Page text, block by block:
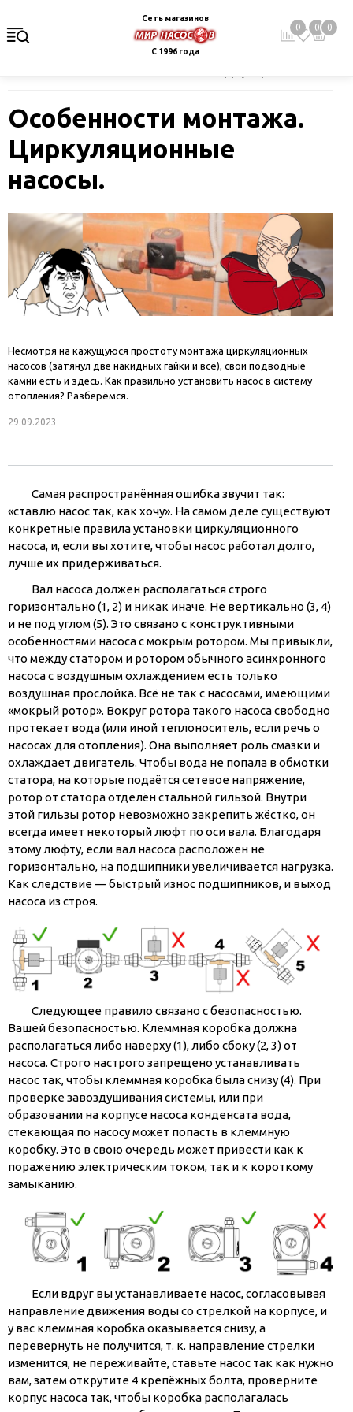
Сеть магазинов
С 1996 года
0 0 0
Особенности монтажа.
Циркуляционные
насосы.
Несмотря на кажущуюся простоту монтажа циркуляционных
насосов (затянул две накидных гайки и всё), свои подводные
камни есть и здесь. Как правильно установить насос в систему
отопления? Разберёмся.
29.09.2023
Cамая распространённая ошибка звучит так:
«ставлю насос так, как хочу». На самом деле существуют
конкретные правила установки циркуляционного
насоса, и, если вы хотите, чтобы насос работал долго,
лучше их придерживаться.
Вал насоса должен располагаться строго
горизонтально (1, 2) и никак иначе. Не вертикально (3, 4)
и не под углом (5). Это связано с конструктивными
особенностями насоса с мокрым ротором. Мы привыкли,
что между статором и ротором обычного асинхронного
насоса с воздушным охлаждением есть только
воздушная прослойка. Всё не так с насосами, имеющими
«мокрый ротор». Вокруг ротора такого насоса свободно
протекает вода (или иной теплоноситель, если речь о
насосах для отопления). Она выполняет роль смазки и
охлаждает двигатель. Чтобы вода не попала в обмотки
статора, на которые подаётся сетевое напряжение,
ротор от статора отделён стальной гильзой. Внутри
этой гильзы ротор невозможно закрепить жёстко, он
всегда имеет некоторый люфт по оси вала. Благодаря
этому люфту, если вал насоса расположен не
горизонтально, на подшипники увеличивается нагрузка.
Как следствие — быстрый износ подшипников, и выход
насоса из строя.
Следующее правило связано с безопасностью.
Вашей безопасностью. Клеммная коробка должна
располагаться либо наверху (1), либо сбоку (2, 3) от
насоса. Строго настрого запрещено устанавливать
насос так, чтобы клеммная коробка была снизу (4). При
проверке завоздушивания системы, или при
образовании на корпусе насоса конденсата вода,
стекающая по насосу может попасть в клеммную
коробку. Это в свою очередь может привести как к
поражению электрическим током, так и к короткому
замыканию.
Если вдруг вы устанавливаете насос, согласовывая
направление движения воды со стрелкой на корпусе, и
у вас клеммная коробка оказывается снизу, а
перевернуть не получится, т. к. направление стрелки
изменится, не переживайте, ставьте насос так как нужно
вам, затем открутите 4 крепёжных болта, проверните
корпус насоса так, чтобы коробка располагалась